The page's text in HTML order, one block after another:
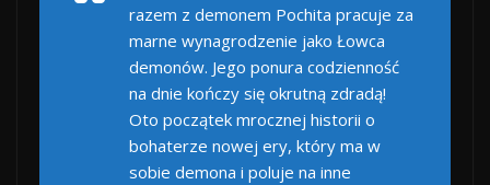
razem z demonem Pochita pracuje za
marne wynagrodzenie jako Łowca
demonów. Jego ponura codzienność
na dnie kończy się okrutną zdradą!
Oto początek mrocznej historii o
bohaterze nowej ery, który ma w
sobie demona i poluje na inne